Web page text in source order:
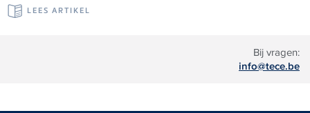
Bij vragen:
info@tece.be
LEES ARTIKEL